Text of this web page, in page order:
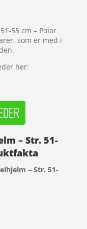
55 cm – Polar
som er med i
her:
– Str. 51-
– Str. 51-